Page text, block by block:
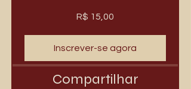
R$ 15,00
Inscrever-se agora
Compartilhar